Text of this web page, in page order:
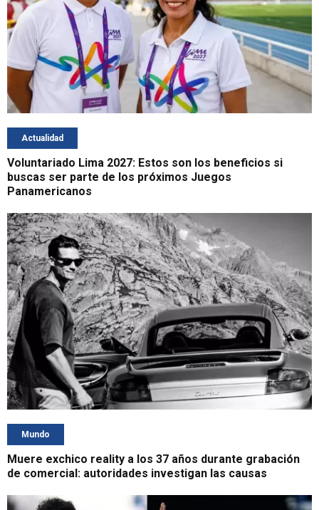
Actualidad
Voluntariado Lima 2027: Estos son los beneficios si
buscas ser parte de los próximos Juegos
Panamericanos
Mundo
Muere exchico reality a los 37 años durante grabación
de comercial: autoridades investigan las causas